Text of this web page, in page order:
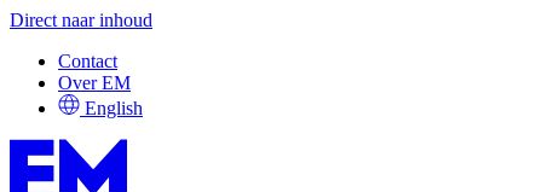
Direct naar inhoud
Contact
Over EM
English